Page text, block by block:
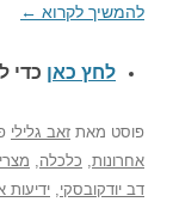
להמשיך לקרוא ←
לחץ כאן כדי
פוסט מאת זאב גלילי
אחרונות כלכלה
דב יודקובסקי ידיעות